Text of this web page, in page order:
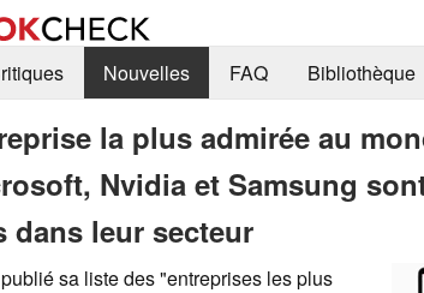
Nouvelles FAQ Bibliothèque
la plus admirée au
Nvidia et Samsung
dans leur secteur
sa liste des "entreprises les plus